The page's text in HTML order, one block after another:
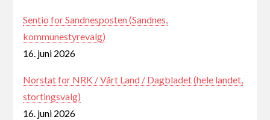
Sentio for Sandnesposten (Sandnes,
kommunestyrevalg)
16. juni 2026
Norstat for NRK / Vårt Land / Dagbladet (hele landet,
stortingsvalg)
16. juni 2026